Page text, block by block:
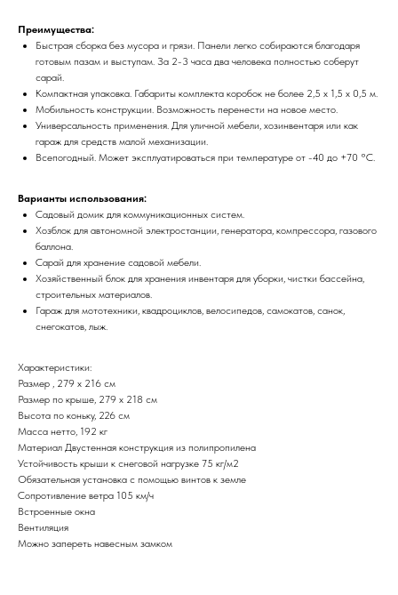
Преимущества:
Быстрая сборка без мусора и грязи. Панели легко собираются благодаря
готовым пазам и выступам. За 2-3 часа два человека полностью соберут
сарай.
Компактная упаковка. Габариты комплекта коробок не более 2,5 х 1,5 х 0,5 м.
Мобильность конструкции. Возможность перенести на новое место.
Универсальность применения. Для уличной мебели, хозинвентаря или как
гараж для средств малой механизации.
Всепогодный. Может эксплуатироваться при температуре от -40 до +70 °С.
Варианты использования:
Садовый домик для коммуникационных систем.
Хозблок для автономной электростанции, генератора, компрессора, газового
баллона.
Сарай для хранение садовой мебели.
Хозяйственный блок для хранения инвентаря для уборки, чистки бассейна,
строительных материалов.
Гараж для мототехники, квадроциклов, велосипедов, самокатов, санок,
снегокатов, лыж.
Характеристики:
Размер , 279 х 216 см
Размер по крыше, 279 x 218 см
Высота по коньку, 226 см
Масса нетто, 192 кг
Материал Двустенная конструкция из полипропилена
Устойчивость крыши к снеговой нагрузке 75 кг/м2
Обязательная установка с помощью винтов к земле
Сопротивление ветра 105 км/ч
Встроенные окна
Вентиляция
Можно запереть навесным замком